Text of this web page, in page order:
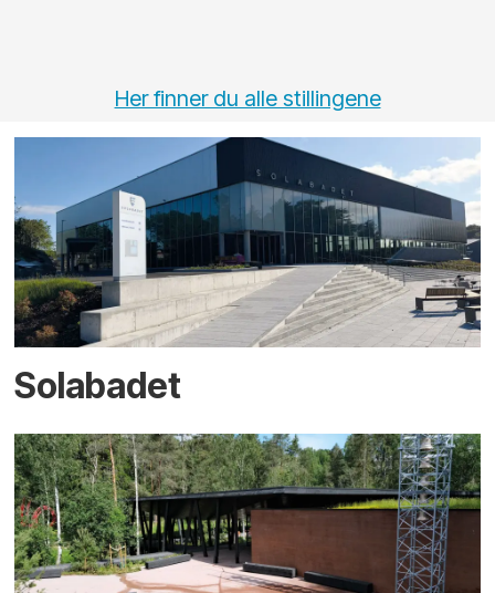
Her finner du alle stillingene
Solabadet